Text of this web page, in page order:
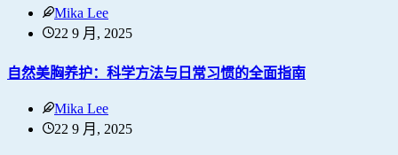
Mika Lee
22 9 月, 2025
自然美胸养护：科学方法与日常习惯的全面指南
Mika Lee
22 9 月, 2025